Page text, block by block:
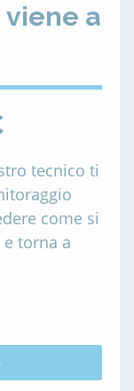
a
tecnico ti
come si
torna a